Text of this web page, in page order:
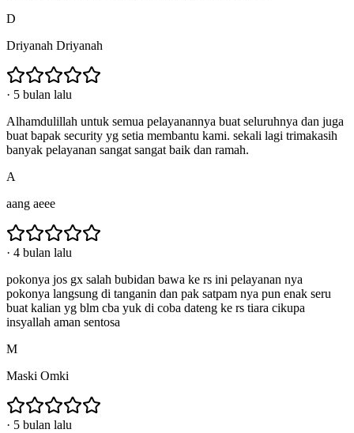
D
Driyanah Driyanah
· 5 bulan lalu
Alhamdulillah untuk semua pelayanannya buat seluruhnya dan juga
buat bapak security yg setia membantu kami. sekali lagi trimakasih
banyak pelayanan sangat sangat baik dan ramah.
A
aang aeee
· 4 bulan lalu
pokonya jos gx salah bubidan bawa ke rs ini pelayanan nya
pokonya langsung di tanganin dan pak satpam nya pun enak seru
buat kalian yg blm cba yuk di coba dateng ke rs tiara cikupa
insyallah aman sentosa
M
Maski Omki
· 5 bulan lalu